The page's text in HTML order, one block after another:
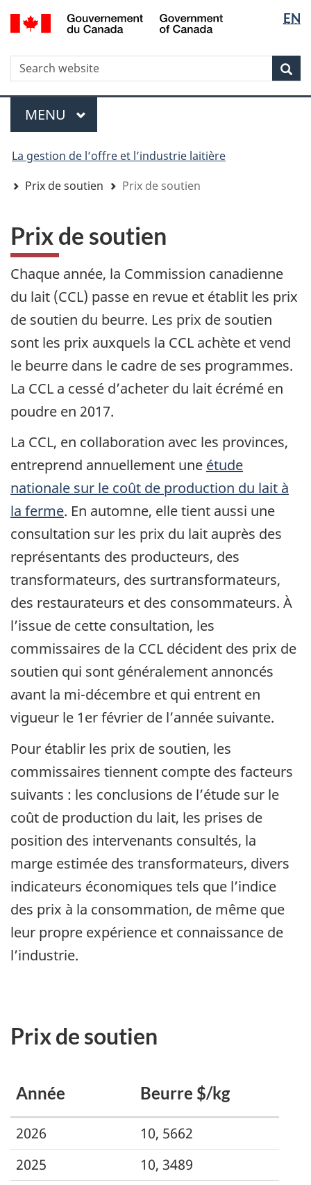
Aller
au
Skip
to
Passer
à
HTML
simplifiée
la
langue
la
langue
EN
WxT
Search
form
Menu
MENU PRINCIPAL
are
here
La gestion de l’offre et l’industrie laitière
Prix de soutien
Prix de soutien
Prix de soutien
Chaque année, la Commission canadienne
du lait (CCL) passe en revue et établit les prix
de soutien du beurre. Les prix de soutien
sont les prix auxquels la CCL achète et vend
le beurre dans le cadre de ses programmes.
La CCL a cessé d’acheter du lait écrémé en
poudre en 2017.
La CCL, en collaboration avec les provinces,
entreprend annuellement une étude
nationale sur le coût de production du lait à
la ferme. En automne, elle tient aussi une
consultation sur les prix du lait auprès des
représentants des producteurs, des
transformateurs, des surtransformateurs,
des restaurateurs et des consommateurs. À
l’issue de cette consultation, les
commissaires de la CCL décident des prix de
soutien qui sont généralement annoncés
avant la mi-décembre et qui entrent en
vigueur le 1er février de l’année suivante.
Pour établir les prix de soutien, les
commissaires tiennent compte des facteurs
suivants : les conclusions de l’étude sur le
coût de production du lait, les prises de
position des intervenants consultés, la
marge estimée des transformateurs, divers
indicateurs économiques tels que l’indice
des prix à la consommation, de même que
leur propre expérience et connaissance de
l’industrie.
Prix de soutien
Caption
text
Année Beurre $/kg
2026
10, 5662
2025
10, 3489